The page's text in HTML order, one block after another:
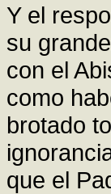
Y el
su
con el
como
brotado
que el